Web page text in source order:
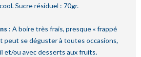
Sucre résiduel : 70gr.
: A boire très frais, presque « frappé
peut se déguster à toutes occasions,
et/ou avec desserts aux fruits.